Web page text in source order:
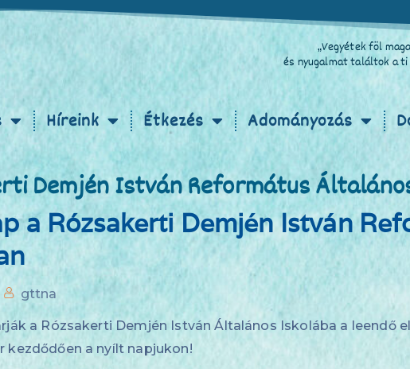
„Vegyétek föl
és nyugalmat találtok a ti
Híreink Étkezés Adományozás
Demjén István Református
a Rózsakerti Demjén István
gttna
a Rózsakerti Demjén István Általános Iskolába a leendő
kezdődően a nyílt napjukon!